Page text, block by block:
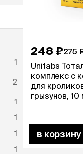
Древесный
Для
Для чистки
Мясные,
печеные
1
2
1
1
1
1
248 ₽275
Unitabs
комплекс с
для
грызунов, 10
в корзину